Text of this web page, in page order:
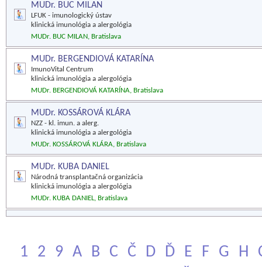
MUDr. BUC MILAN
LFUK - imunologický ústav
klinická imunológia a alergológia
MUDr. BUC MILAN, Bratislava
MUDr. BERGENDIOVÁ KATARÍNA
ImunoVital Centrum
klinická imunológia a alergológia
MUDr. BERGENDIOVÁ KATARÍNA, Bratislava
MUDr. KOSSÁROVÁ KLÁRA
NZZ - kl. imun. a alerg.
klinická imunológia a alergológia
MUDr. KOSSÁROVÁ KLÁRA, Bratislava
MUDr. KUBA DANIEL
Národná transplantačná organizácia
klinická imunológia a alergológia
MUDr. KUBA DANIEL, Bratislava
1 2 9 A B C Č D Ď E F G H